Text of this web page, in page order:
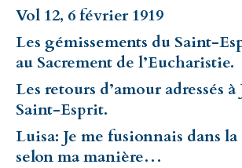
Vol 12, 6 février 1919
Les gémissements du Saint-
au Sacrement de l’Eucharistie.
Les retours d’amour adressés à
Saint-Esprit.
Luisa: Je me fusionnais dans
selon ma manière…